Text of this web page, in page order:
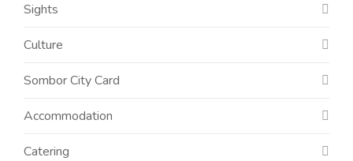
Sights
Culture
Sombor City Card
Accommodation
Catering